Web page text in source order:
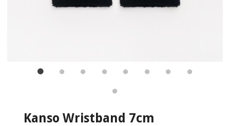
Kanso Wristband 7cm